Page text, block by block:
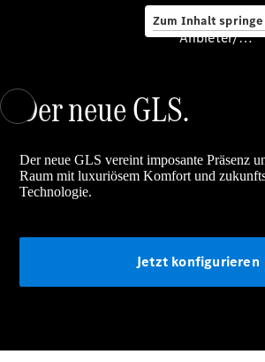
Zum Inhalt
Service &
Digitale
Extras
Unfallhilfe
Anbieter/Datenschutz
Der neue GLS.
Der neue GLS vereint imposante Präsenz
Raum mit luxuriösem Komfort und
Technologie.
Jetzt konfigurieren